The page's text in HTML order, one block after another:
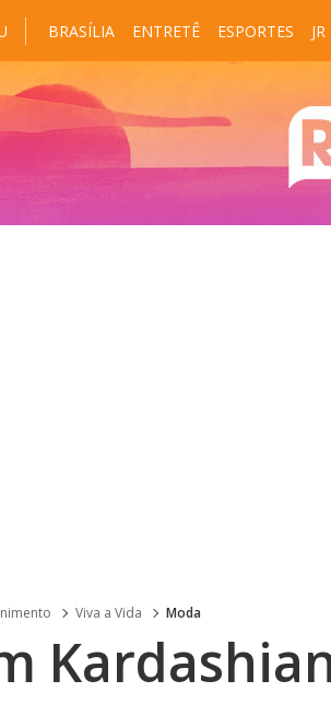
BRASÍLIA ENTRETÊ ESPORTES
Viva a Vida Moda